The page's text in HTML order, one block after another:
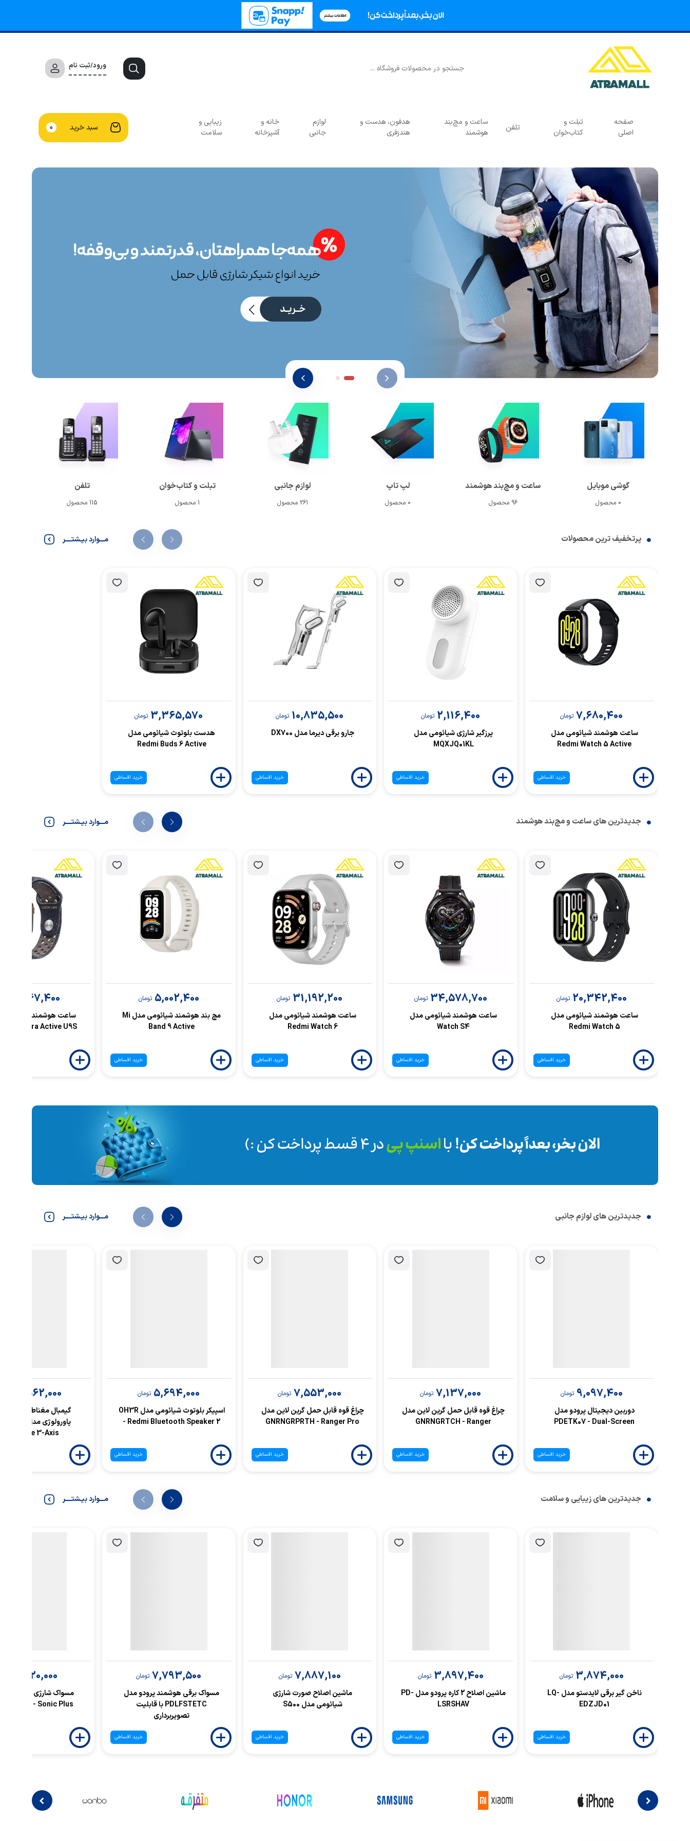
ورود/ثبت نام
صفحه
اصلی
تبلت و
کتاب‌خوان
تلفن
ساعت و مچ‌بند
هوشمند
هدفون، هدست و
هندزفری
لوازم
جانبی
خانه و
آشپزخانه
زیبایی و
سلامت
سبد خرید 0
گوشی موبایل
0 محصول
ساعت و مچ‌بند هوشمند
96 محصول
لپ تاپ
0 محصول
لوازم جانبی
261 محصول
تبلت و کتاب‌خوان
1 محصول
تلفن
115 محصول
پرتخفیف ترین محصولات مـــوارد بیـشتــــر
7,680,400 تومان
ساعت هوشمند شیائومی مدل
Redmi Watch 5 Active
خرید اقساطی
2,116,400 تومان
پرزگیر شارژی شیائومی مدل
MQXJQ01KL
خرید اقساطی
10,835,500 تومان
جارو برقی دیرما مدل DX700
خرید اقساطی
3,365,570 تومان
هدست بلوتوث شیائومی مدل
Redmi Buds 6 Active
خرید اقساطی
جدیدترین های ساعت و مچ‌بند هوشمند مـــوارد بیـشتــــر
20,342,400 تومان
ساعت هوشمند شیائومی مدل
Redmi Watch 5
خرید اقساطی
34,578,700 تومان
ساعت هوشمند شیائومی مدل
Watch S4
خرید اقساطی
31,192,200 تومان
ساعت هوشمند شیائومی مدل
Redmi Watch 6
خرید اقساطی
5,002,400 تومان
مچ بند هوشمند شیائومی مدل Mi
Band 9 Active
خرید اقساطی
7,667,400
ساعت هوشمند گرین
- Ultra Active U9S
جدیدترین های لوازم جانبی مـــوارد بیـشتــــر
9,097,400 تومان
دوربین دیجیتال پرودو مدل
PDETK07 - Dual-Screen
خرید اقساطی
7,137,000 تومان
چراغ قوه قابل حمل گرین لاین مدل
GNRNGRTCH - Ranger
خرید اقساطی
7,553,000 تومان
چراغ قوه قابل حمل گرین لاین مدل
GNRNGRPRTH - Ranger Pro
خرید اقساطی
5,694,000 تومان
اسپیکر بلوتوث شیائومی مدل OH3R
- Redmi Bluetooth Speaker 2
خرید اقساطی
29,562,000
گیمبال مغناطیسی
Magwave 3-Axis
جدیدترین های زیبایی و سلامت مـــوارد بیـشتــــر
3,874,000 تومان
ناخن گیر برقی لایدستو مدل LQ-
EDZJD01
خرید اقساطی
3,897,400 تومان
ماشین اصلاح 2 کاره پرودو مدل PD-
LSRSHAV
خرید اقساطی
7,887,100 تومان
ماشین اصلاح صورت شارژی
شیائومی مدل S500
خرید اقساطی
7,793,500 تومان
مسواک برقی هوشمند پرودو مدل
PDLFSTETC با قابلیت
تصویربرداری
خرید اقساطی
3,120,000
مسواک شارژی گرین
- Sonic Plus